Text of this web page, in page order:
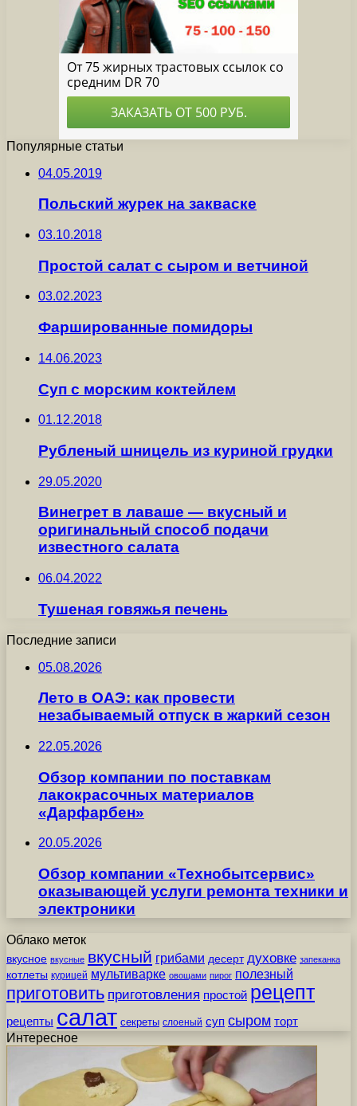
Популярные статьи
04.05.2019
Польский журек на закваске
03.10.2018
Простой салат с сыром и ветчиной
03.02.2023
Фаршированные помидоры
14.06.2023
Суп с морским коктейлем
01.12.2018
Рубленый шницель из куриной грудки
29.05.2020
Винегрет в лаваше — вкусный и
оригинальный способ подачи
известного салата
06.04.2022
Тушеная говяжья печень
Последние записи
05.08.2026
Лето в ОАЭ: как провести
незабываемый отпуск в жаркий сезон
22.05.2026
Обзор компании по поставкам
лакокрасочных материалов
«Дарфарбен»
20.05.2026
Обзор компании «Технобытсервис»
оказывающей услуги ремонта техники и
электроники
Облако меток
вкусное вкусные вкусный грибами десерт духовке запеканка
котлеты курицей мультиварке овощами пирог полезный
приготовить приготовления простой рецепт
рецепты салат секреты слоеный суп сыром торт
Интересное